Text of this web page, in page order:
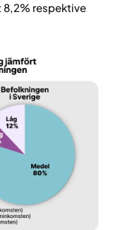
respektive